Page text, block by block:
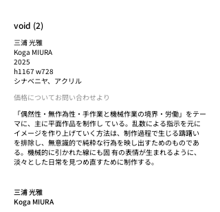
void (2)
三浦 光雅
Koga MIURA
2025
h1167 w728
シナベニヤ、アクリル
価格についてお問い合わせより
「偶然性・無作為性・手作業と機械作業の境界・労働」をテー
マに、主に平面作品を制作し ている。乱数による指示を元に
イメージを作り上げていく方法は、制作過程で生じる躊躇い
を排除し、無意識的で純粋な行為を映し出すためのものであ
る。機械的に引かれた線にも固 有の表情が生まれるように、
淡々とした日常を見つめ直すために制作する。
三浦 光雅
Koga MIURA